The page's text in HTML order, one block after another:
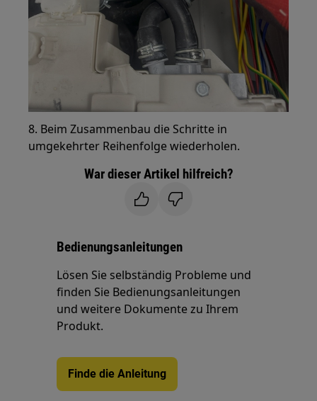
8. Beim Zusammenbau die Schritte in
umgekehrter Reihenfolge wiederholen.
War dieser Artikel hilfreich?
Bedienungsanleitungen
Lösen Sie selbständig Probleme und
finden Sie Bedienungsanleitungen
und weitere Dokumente zu Ihrem
Produkt.
Finde die Anleitung